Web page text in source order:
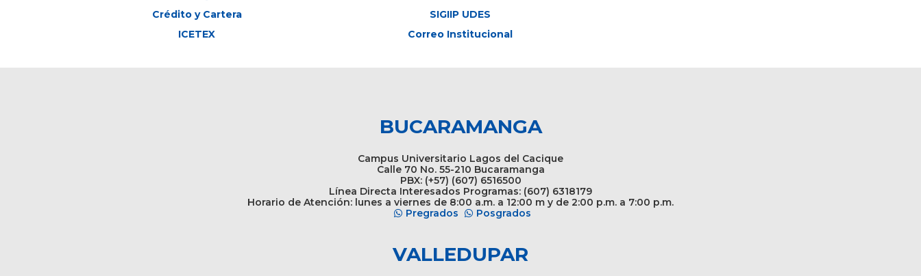
Crédito y Cartera
ICETEX
SIGIIP UDES
Correo Institucional
BUCARAMANGA
Campus Universitario Lagos del Cacique
Calle 70 No. 55-210 Bucaramanga
PBX: (+57) (607) 6516500
Línea Directa Interesados Programas: (607) 6318179
Horario de Atención: lunes a viernes de 8:00 a.m. a 12:00 m y de 2:00 p.m. a 7:00 p.m.
Pregrados
Posgrados
VALLEDUPAR